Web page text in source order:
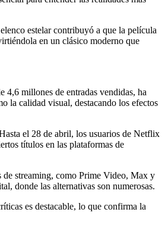
estelar contribuyó a que la película
en un clásico moderno que
4,6 millones de entradas vendidas, ha
la calidad visual, destacando los efectos
el 28 de abril, los usuarios de Netflix
títulos en las plataformas de
de streaming, como Prime Video, Max y
donde las alternativas son numerosas.
es destacable, lo que confirma la